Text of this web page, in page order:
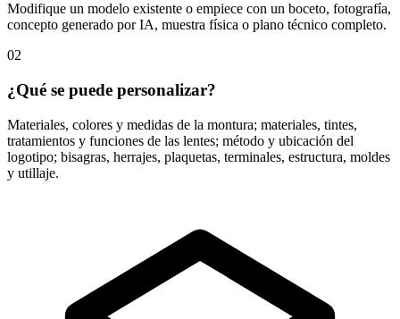
Modifique un modelo existente o empiece con un boceto, fotografía,
concepto generado por IA, muestra física o plano técnico completo.
02
¿Qué se puede personalizar?
Materiales, colores y medidas de la montura; materiales, tintes,
tratamientos y funciones de las lentes; método y ubicación del
logotipo; bisagras, herrajes, plaquetas, terminales, estructura, moldes
y utillaje.